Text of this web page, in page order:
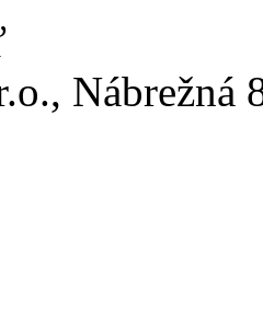
Nábrežná